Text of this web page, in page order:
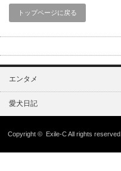
トップページに戻る
エンタメ
愛犬日記
Copyright © Exile-CAll rights reserved.